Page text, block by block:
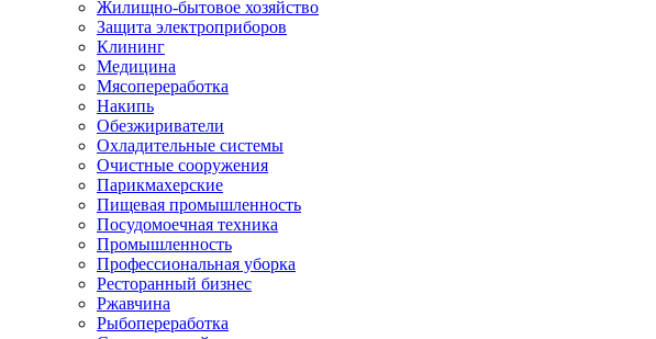
Жилищно-бытовое хозяйство
Защита электроприборов
Клининг
Медицина
Мясопереработка
Накипь
Обезжириватели
Охладительные системы
Очистные сооружения
Парикмахерские
Пищевая промышленность
Посудомоечная техника
Промышленность
Профессиональная уборка
Ресторанный бизнес
Ржавчина
Рыбопереработка